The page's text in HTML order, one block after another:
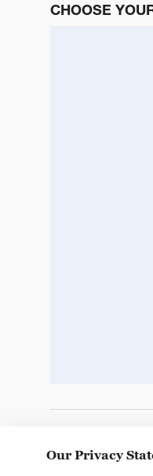
CHOOSE
Our Privacy